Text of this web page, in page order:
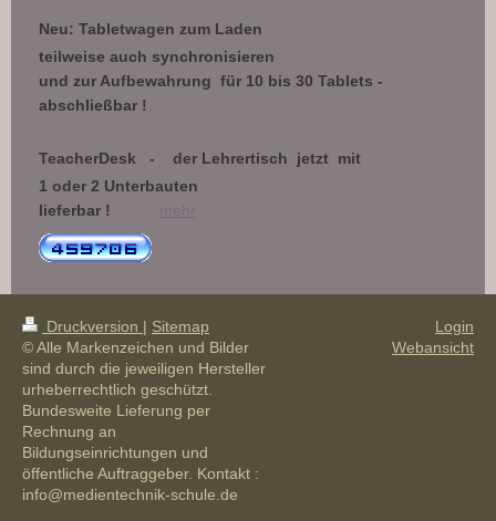
Neu: Tabletwagen zum Laden
teilweise auch synchronisieren
und zur Aufbewahrung für 10 bis 30 Tablets -
abschließbar !
TeacherDesk - der Lehrertisch jetzt mit
1 oder 2 Unterbauten
lieferbar !
Druckversion | Sitemap
© Alle Markenzeichen und Bilder
sind durch die jeweiligen Hersteller
urheberrechtlich geschützt.
Bundesweite Lieferung per
Rechnung an
Bildungseinrichtungen und
öffentliche Auftraggeber. Kontakt :
info@medientechnik-schule.de
Login
Webansicht